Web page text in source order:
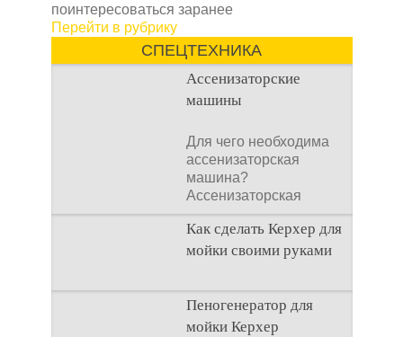
поинтересоваться заранее
Перейти в рубрику
СПЕЦТЕХНИКА
Ассенизаторские
машины
Для чего необходима
ассенизаторская
машина?
Ассенизаторская
машина используется
для того, чтобы
Как сделать Керхер для
мойки своими руками
Общие сведения о
мойках высокого
давления Мойка
Пеногенератор для
мойки Керхер